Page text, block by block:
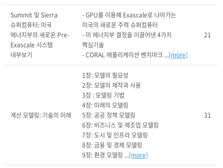
Summit 및 Sierra
슈퍼컴퓨터: 미국
에너지부의 새로운 Pre-
Exascale 시스템
내부보기
- GPU를 이용해 Exascale로 나아가는
미국의 새로운 주력 슈퍼컴퓨터
- 미 에너지부 결정을 이끌어낸 4가지
핵심기술
- CORAL 애플리케이션 벤치마크 ...[more]
21
계산 모델링: 기술의 미래
1장: 모델의 필요성
2장: 모델의 제작과 사용
3장 : 모델링 기법
4장: 미래의 모델링
5장: 공공 정책 모델링
6장: 비즈니스 및 제조업 모델링
7장: 도시 및 인프라 모델링
8장: 금융 및 경제 모델링
9장: 환경 모델링 ...[more]
31